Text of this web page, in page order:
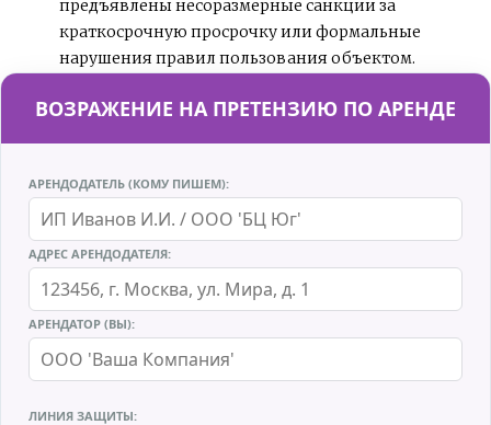
предъявлены несоразмерные санкции за
краткосрочную просрочку или формальные
нарушения правил пользования объектом.
ВОЗРАЖЕНИЕ НА ПРЕТЕНЗИЮ ПО АРЕНДЕ
АРЕНДОДАТЕЛЬ (КОМУ ПИШЕМ):
АДРЕС АРЕНДОДАТЕЛЯ:
АРЕНДАТОР (ВЫ):
ЛИНИЯ ЗАЩИТЫ: